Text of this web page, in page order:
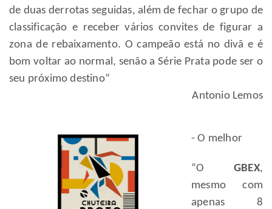
de duas derrotas seguidas, além de fechar o grupo de
classificação e receber vários convites de figurar a
zona de rebaixamento. O campeão está no divã e é
bom voltar ao normal, senão a Série Prata pode ser o
seu próximo destino”
Antonio Lemos
- O melhor
“O GBEX,
mesmo com
apenas 8